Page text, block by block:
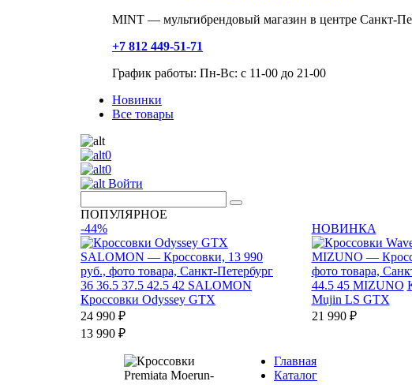
MINT — мультибрендовый магазин в центре Санкт-
+7 812 449-51-71
График работы: Пн-Вс: с 11-00 до 21-00
Новинки
Все товары
0
0
Войти
ПОПУЛЯРНОЕ
-44%
36 36.5 37.5 42.5 42 SALOMON
Кроссовки Odyssey GTX
24 990 ₽
13 990 ₽
НОВИНКА
44.5 45 MIZUNO
Mujin LS GTX
21 990 ₽
Главная
Каталог